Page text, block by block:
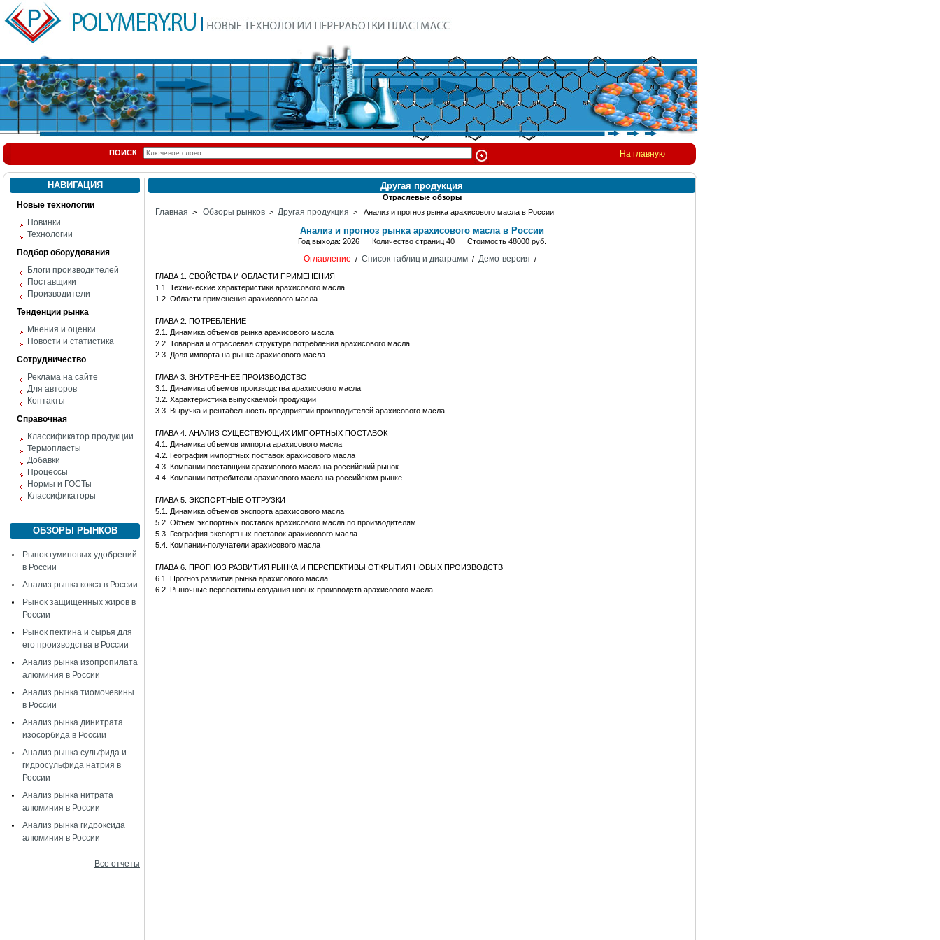
ПОИСК На главную
НАВИГАЦИЯ
Новые технологии
Новинки
Технологии
Подбор оборудования
Блоги производителей
Поставщики
Производители
Тенденции рынка
Мнения и оценки
Новости и статистика
Сотрудничество
Реклама на сайте
Для авторов
Контакты
Справочная
Классификатор продукции
Термопласты
Добавки
Процессы
Нормы и ГОСТы
Классификаторы
ОБЗОРЫ РЫНКОВ
Рынок гуминовых удобрений
в России
Анализ рынка кокса в России
Рынок защищенных жиров в
России
Рынок пектина и сырья для
его производства в России
Анализ рынка изопропилата
алюминия в России
Анализ рынка тиомочевины
в России
Анализ рынка динитрата
изосорбида в России
Анализ рынка сульфида и
гидросульфида натрия в
России
Анализ рынка нитрата
алюминия в России
Анализ рынка гидроксида
алюминия в России
Все отчеты
Другая продукция
Отраслевые обзоры
Главная > Обзоры рынков > Другая продукция > Анализ и прогноз рынка арахисового масла в России
Анализ и прогноз рынка арахисового масла в России
Год выхода: 2026 Количество страниц 40 Стоимость 48000 руб.
Оглавление / Список таблиц и диаграмм/ Демо-версия /
ГЛАВА 1. СВОЙСТВА И ОБЛАСТИ ПРИМЕНЕНИЯ
1.1. Технические характеристики арахисового масла
1.2. Области применения арахисового масла
ГЛАВА 2. ПОТРЕБЛЕНИЕ
2.1. Динамика объемов рынка арахисового масла
2.2. Товарная и отраслевая структура потребления арахисового масла
2.3. Доля импорта на рынке арахисового масла
ГЛАВА 3. ВНУТРЕННЕЕ ПРОИЗВОДСТВО
3.1. Динамика объемов производства арахисового масла
3.2. Характеристика выпускаемой продукции
3.3. Выручка и рентабельность предприятий производителей арахисового масла
ГЛАВА 4. АНАЛИЗ СУЩЕСТВУЮЩИХ ИМПОРТНЫХ ПОСТАВОК
4.1. Динамика объемов импорта арахисового масла
4.2. География импортных поставок арахисового масла
4.3. Компании поставщики арахисового масла на российский рынок
4.4. Компании потребители арахисового масла на российском рынке
ГЛАВА 5. ЭКСПОРТНЫЕ ОТГРУЗКИ
5.1. Динамика объемов экспорта арахисового масла
5.2. Объем экспортных поставок арахисового масла по производителям
5.3. География экспортных поставок арахисового масла
5.4. Компании-получатели арахисового масла
ГЛАВА 6. ПРОГНОЗ РАЗВИТИЯ РЫНКА И ПЕРСПЕКТИВЫ ОТКРЫТИЯ НОВЫХ ПРОИЗВОДСТВ
6.1. Прогноз развития рынка арахисового масла
6.2. Рыночные перспективы создания новых производств арахисового масла